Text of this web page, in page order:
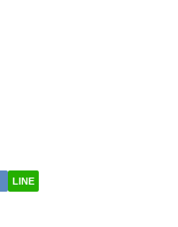
LINE